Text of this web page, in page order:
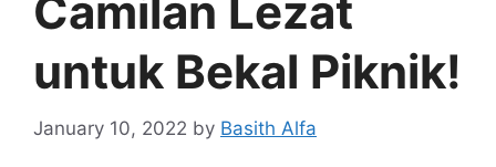
Camilan Lezat
untuk Bekal Piknik!
January 10, 2022 by Basith Alfa